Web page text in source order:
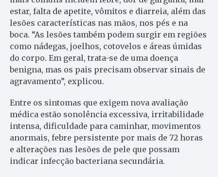
estar, falta de apetite, vômitos e diarreia, além das
lesões características nas mãos, nos pés e na
boca. “As lesões também podem surgir em regiões
como nádegas, joelhos, cotovelos e áreas úmidas
do corpo. Em geral, trata-se de uma doença
benigna, mas os pais precisam observar sinais de
agravamento”, explicou.
Entre os sintomas que exigem nova avaliação
médica estão sonolência excessiva, irritabilidade
intensa, dificuldade para caminhar, movimentos
anormais, febre persistente por mais de 72 horas
e alterações nas lesões de pele que possam
indicar infecção bacteriana secundária.